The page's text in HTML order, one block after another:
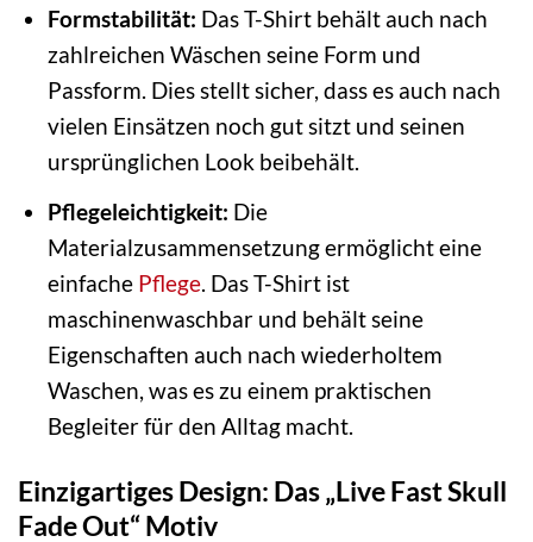
Formstabilität: Das T-Shirt behält auch nach
zahlreichen Wäschen seine Form und
Passform. Dies stellt sicher, dass es auch nach
vielen Einsätzen noch gut sitzt und seinen
ursprünglichen Look beibehält.
Pflegeleichtigkeit: Die
Materialzusammensetzung ermöglicht eine
einfache Pflege. Das T-Shirt ist
maschinenwaschbar und behält seine
Eigenschaften auch nach wiederholtem
Waschen, was es zu einem praktischen
Begleiter für den Alltag macht.
Einzigartiges Design: Das „Live Fast Skull
Fade Out“ Motiv